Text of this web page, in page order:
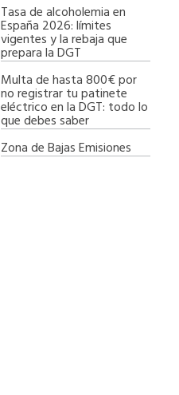
Tasa de alcoholemia en
España 2026: límites
vigentes y la rebaja que
prepara la DGT
Multa de hasta 800€ por
no registrar tu patinete
eléctrico en la DGT: todo lo
que debes saber
Zona de Bajas Emisiones